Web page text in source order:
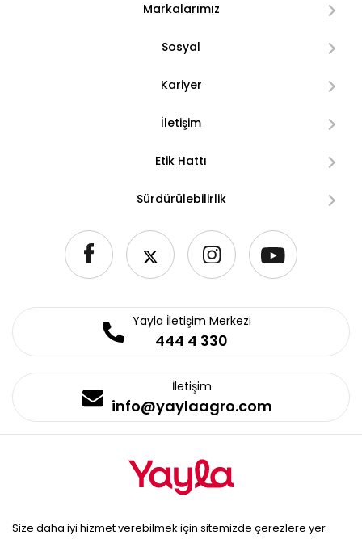
Markalarımız
Sosyal
Kariyer
İletişim
Etik Hattı
Sürdürülebilirlik
Yayla İletişim Merkezi
444 4 330
İletişim
info@yaylaagro.com
© 2026 Yayla Agro Gıda. Tüm
Size daha iyi hizmet verebilmek için sitemizde çerezlere yer